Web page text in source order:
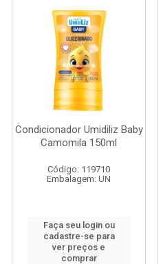
Condicionador Umidiliz Baby
Camomila 150ml
Código: 119710
Embalagem: UN
Faça seu login ou
cadastre-se para
ver preços e
comprar